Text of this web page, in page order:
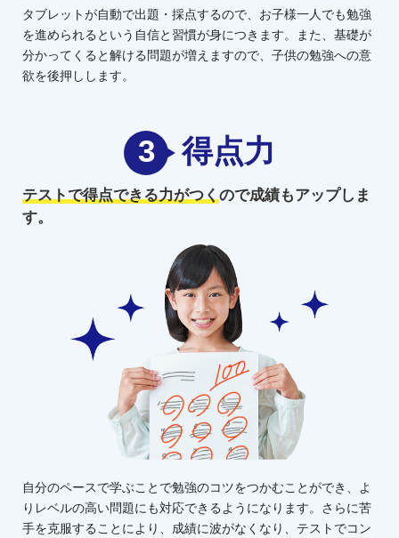
タブレットが自動で出題・採点するので、お子様一人でも勉強
を進められるという自信と習慣が身につきます。また、基礎が
分かってくると解ける問題が増えますので、子供の勉強への意
欲を後押しします。
3 得点力
テストで得点できる力がつくので成績もアップしま
す。
自分のペースで学ぶことで勉強のコツをつかむことができ、よ
りレベルの高い問題にも対応できるようになります。さらに苦
手を克服することにより、成績に波がなくなり、テストでコン